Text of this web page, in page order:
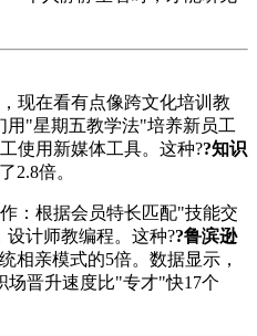
现在看有点像跨文化培训教
用"星期五教学法"培养新员工
使用新媒体工具。这种??知识
2.8倍。
：根据会员特长匹配"技能交
计师教编程。这种??鲁滨逊
相亲模式的5倍。数据显示，
场晋升速度比"专才"快17个